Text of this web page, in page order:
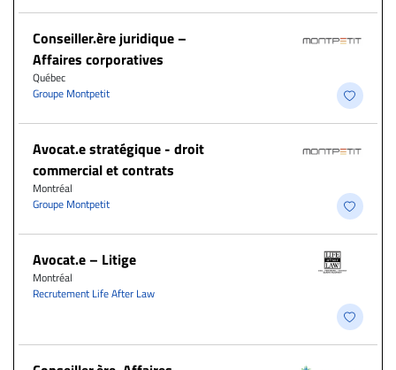
Conseiller.ère juridique –
Affaires corporatives
Québec
Groupe Montpetit
Avocat.e stratégique - droit
commercial et contrats
Montréal
Groupe Montpetit
Avocat.e – Litige
Montréal
Recrutement Life After Law